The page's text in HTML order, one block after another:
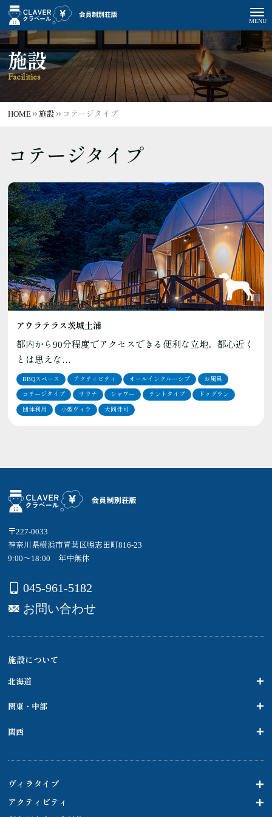
施設
Facilities
HOME 施設 コテージタイプ
コテージタイプ
アウラテラス茨城土浦
都内から90分程度でアクセスできる便利な立地。都心近く
とは思えな…
BBQスペース アクティビティ オールインクルーシブ お風呂
コテージタイプ サウナ シャワー テントタイプ ドッグラン
団体利用 小型ヴィラ 犬同伴可
〒227-0033
神奈川県横浜市青葉区鴨志田町816-23
9:00～18:00 年中無休
045-961-5182
お問い合わせ
施設について
北海道
関東・中部
関西
ヴィラタイプ
アクティビティ